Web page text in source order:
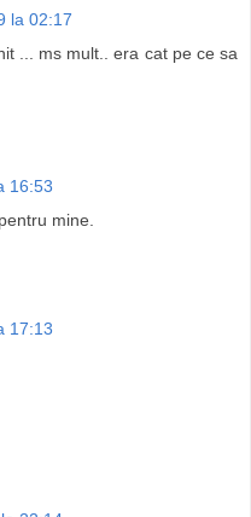
la 02:17
... ms mult.. era cat pe ce sa
16:53
mine.
17:13